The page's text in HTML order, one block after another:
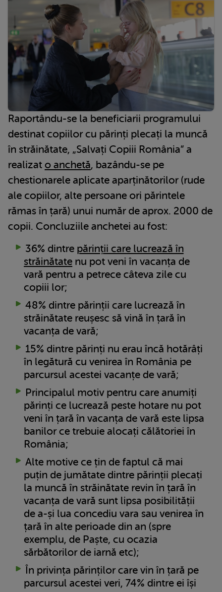
Raportându-se la beneficiarii programului
destinat copiilor cu părinți plecați la muncă
în străinătate, „Salvați Copiii România” a
realizat o anchetă, bazându-se pe
chestionarele aplicate aparținătorilor (rude
ale copiilor, alte persoane ori părintele
rămas în țară) unui număr de aprox. 2000 de
copii. Concluziile anchetei au fost:
36% dintre părinții care lucrează în
străinătate nu pot veni în vacanța de
vară pentru a petrece câteva zile cu
copiii lor;
48% dintre părinții care lucrează în
străinătate reușesc să vină în țară în
vacanța de vară;
15% dintre părinți nu erau încă hotărâți
în legătură cu venirea în România pe
parcursul acestei vacanțe de vară;
Principalul motiv pentru care anumiți
părinți ce lucrează peste hotare nu pot
veni în țară în vacanța de vară este lipsa
banilor ce trebuie alocați călătoriei în
România;
Alte motive ce țin de faptul că mai
puțin de jumătate dintre părinții plecați
la muncă în străinătate revin în țară în
vacanța de vară sunt lipsa posibilității
de a-și lua concediu vara sau venirea în
țară în alte perioade din an (spre
exemplu, de Paște, cu ocazia
sărbătorilor de iarnă etc);
În privința părinților care vin în țară pe
parcursul acestei veri, 74% dintre ei își